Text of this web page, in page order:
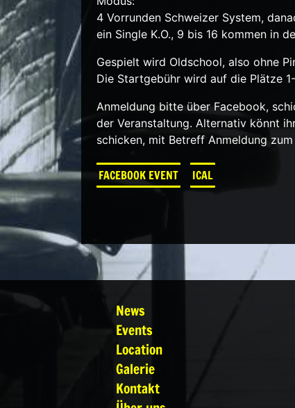
4 Vorrunden Schweizer System,
ein Single K.O., 9 bis 16 kommen in
Gespielt wird Oldschool, also ohne
Die Startgebühr wird auf die Plätze
Anmeldung bitte über Facebook,
der Veranstaltung. Alternativ könnt
schicken, mit Betreff Anmeldung
FACEBOOK EVENT ICAL
News
Events
Location
Galerie
Kontakt